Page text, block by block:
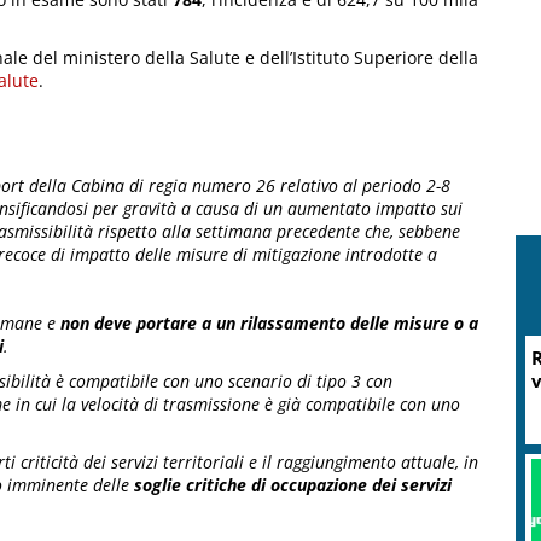
del ministero della Salute e dell’Istituto Superiore della
.
della Cabina di regia numero 26 relativo al periodo 2-8
per gravità a causa di un aumentato impatto sui
rispetto alla settimana precedente che, sebbene
di impatto delle misure di mitigazione introdotte a
e non deve portare a un rilassamento delle misure o a
.
è compatibile con uno scenario di tipo 3 con
in cui la velocità di trasmissione è già compatibile con uno
criticità dei servizi territoriali e il raggiungimento attuale, in
imminente delle soglie critiche di occupazione dei servizi